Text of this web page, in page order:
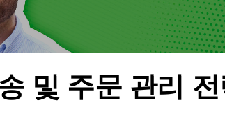
및 주문 관리